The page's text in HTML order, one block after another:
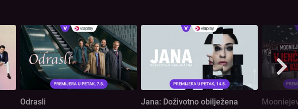
Odrasli Jana: Doživotno obilježena